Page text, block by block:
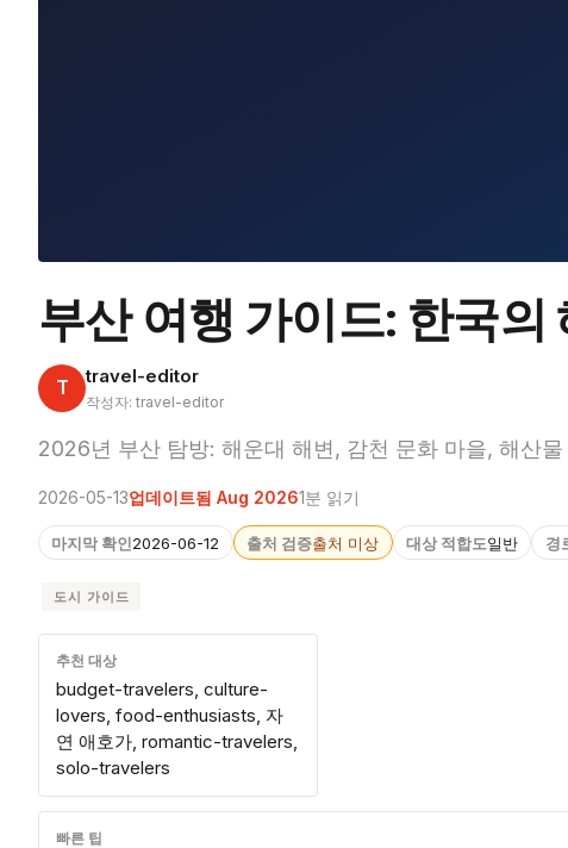
부산 여행 가이드: 한국의
T travel-editor
작성자: travel-editor
2026년 부산 탐방: 해운대 해변, 감천 문화 마을, 해산
2026-05-13업데이트됨 Aug 20261분 읽기
마지막 확인2026-06-12 출처 검증출처 미상 대상 적합도일반 경
도시 가이드
추천 대상
budget-travelers, culture-
lovers, food-enthusiasts, 자
연 애호가, romantic-travelers,
solo-travelers
빠른 팁